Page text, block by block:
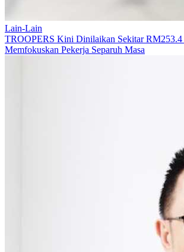
Lain-Lain
TROOPERS Kini Dinilaikan Sekitar RM253.4
Memfokuskan Pekerja Separuh Masa